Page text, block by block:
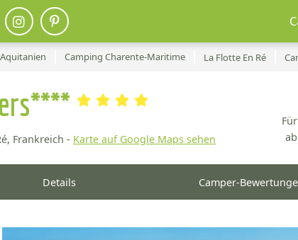
Camping Charente-Maritime La Flotte En Ré
Frankreich - Karte auf Google Maps sehen ab
Details Camper-